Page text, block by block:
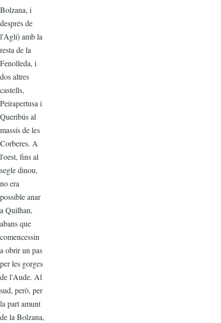
Bolzana, i
després de
l'Aglí) amb la
resta de la
Fenolleda, i
dos altres
castells,
Peirapertusa i
Queribús al
massís de les
Corberes. A
l'oest, fins al
segle dinou,
no era
possible anar
a Quilhan,
abans que
comencessin
a obrir un pas
per les gorges
de l'Aude. Al
sud, però, per
la part amunt
de la Bolzana,